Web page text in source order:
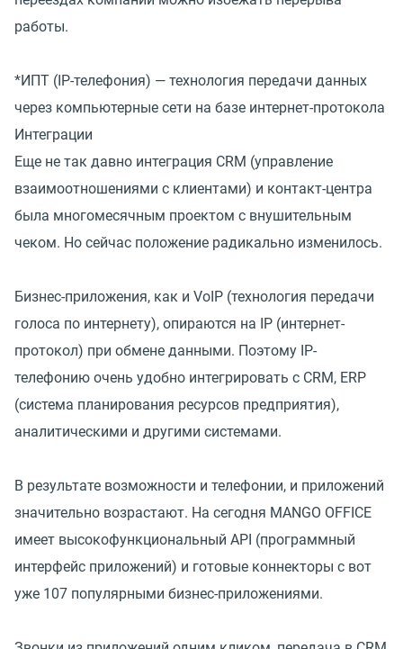
работы.
*ИПТ (IP-телефония) — технология передачи данных
через компьютерные сети на базе интернет-протокола
Интеграции
Еще не так давно интеграция CRM (управление
взаимоотношениями с клиентами) и контакт-центра
была многомесячным проектом с внушительным
чеком. Но сейчас положение радикально изменилось.
Бизнес-приложения, как и VoIP (технология передачи
голоса по интернету), опираются на IP (интернет-
протокол) при обмене данными. Поэтому IP-
телефонию очень удобно интегрировать с CRM, ERP
(система планирования ресурсов предприятия),
аналитическими и другими системами.
В результате возможности и телефонии, и приложений
значительно возрастают. На сегодня MANGO OFFICE
имеет высокофункциональный API (программный
интерфейс приложений) и готовые коннекторы с вот
уже 107 популярными бизнес-приложениями.